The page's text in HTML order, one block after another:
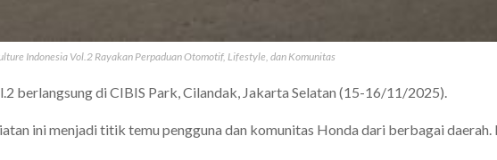
Indonesia Vol.2 Rayakan Perpaduan Otomotif, Lifestyle, dan Komunitas
berlangsung di CIBIS Park, Cilandak, Jakarta Selatan (15-16/11/2025).
ini menjadi titik temu pengguna dan komunitas Honda dari berbagai